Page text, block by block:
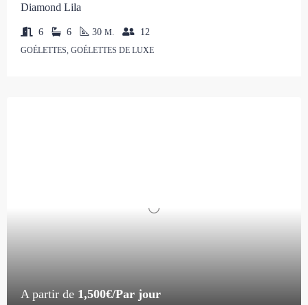
Diamond Lila
6 6 30 M. 12
GOÉLETTES, GOÉLETTES DE LUXE
A partir de 1,500€/Par jour